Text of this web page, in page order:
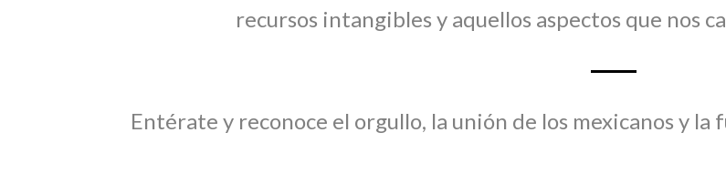
recursos intangibles y aquellos aspectos que nos
Entérate y reconoce el orgullo, la unión de los mexicanos y